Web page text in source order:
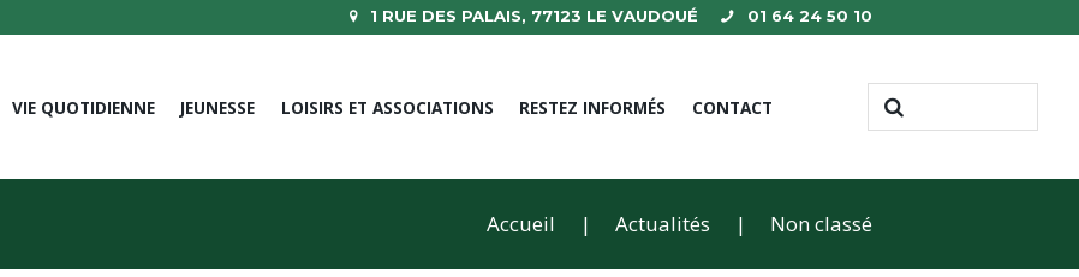
1 RUE DES PALAIS, 77123 LE VAUDOUÉ 01 64 24 50 10
VIE QUOTIDIENNE JEUNESSE LOISIRS ET ASSOCIATIONS RESTEZ INFORMÉS CONTACT
Accueil Actualités Non classé